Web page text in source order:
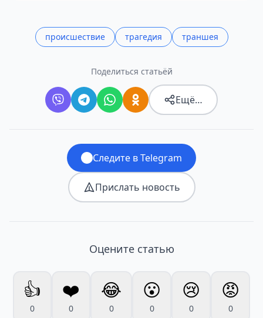
происшествие трагедия траншея
Поделиться статьёй
Ещё…
Следите в Telegram
Прислать новость
Оцените статью
👍
0
❤️
0
😂
0
😮
0
😢
0
😡
0